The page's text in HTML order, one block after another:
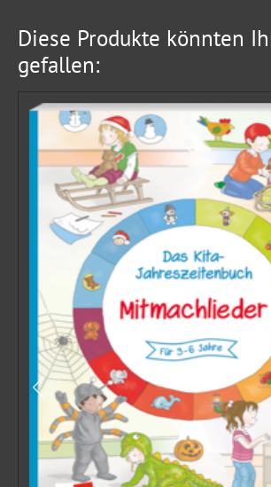
Diese Produkte könnten
gefallen: